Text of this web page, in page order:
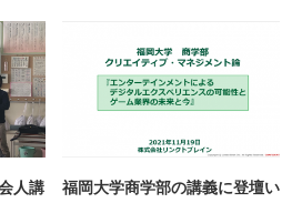
人講
福岡大学商学部の講義に登壇い